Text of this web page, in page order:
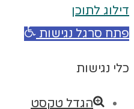
דילוג לתוכן
פתח סרגל נגישות
כלי נגישות
הגדל טקסט